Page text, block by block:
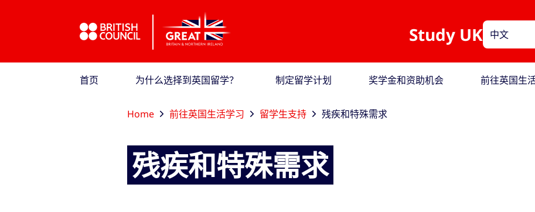
Study UK 中文
首页 为什么选择到英国留学？ 制定留学计划 奖学金和资助机会 前往英国生
Home 前往英国生活学习 留学生支持 残疾和特殊需求
残疾和特殊需求